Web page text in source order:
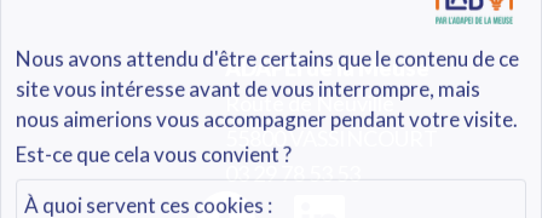
ADAPEI de la Meuse
Route de Neuville
55800 VASSINCOURT
03 29 78 53 53
Nous avons attendu d'être certains que le contenu de ce
site vous intéresse avant de vous interrompre, mais
nous aimerions vous accompagner pendant votre visite.
Est-ce que cela vous convient ?
À quoi servent ces cookies :